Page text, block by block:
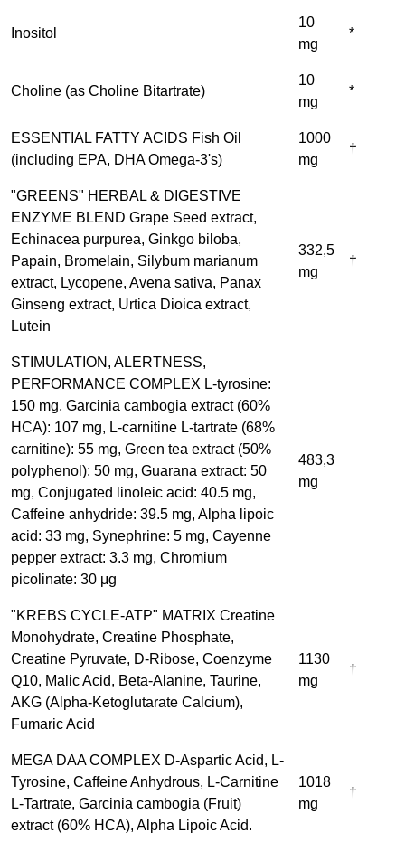
Inositol
10
mg
*
Choline (as Choline Bitartrate)
10
mg
*
ESSENTIAL FATTY ACIDS Fish Oil
(including EPA, DHA Omega-3's)
1000
mg
†
"GREENS" HERBAL & DIGESTIVE
ENZYME BLEND Grape Seed extract,
Echinacea purpurea, Ginkgo biloba,
Papain, Bromelain, Silybum marianum
extract, Lycopene, Avena sativa, Panax
Ginseng extract, Urtica Dioica extract,
Lutein
332,5
mg
†
STIMULATION, ALERTNESS,
PERFORMANCE COMPLEX L-tyrosine:
150 mg, Garcinia cambogia extract (60%
HCA): 107 mg, L-carnitine L-tartrate (68%
carnitine): 55 mg, Green tea extract (50%
polyphenol): 50 mg, Guarana extract: 50
mg, Conjugated linoleic acid: 40.5 mg,
Caffeine anhydride: 39.5 mg, Alpha lipoic
acid: 33 mg, Synephrine: 5 mg, Cayenne
pepper extract: 3.3 mg, Chromium
picolinate: 30 μg
483,3
mg
"KREBS CYCLE-ATP" MATRIX Creatine
Monohydrate, Creatine Phosphate,
Creatine Pyruvate, D-Ribose, Coenzyme
Q10, Malic Acid, Beta-Alanine, Taurine,
AKG (Alpha-Ketoglutarate Calcium),
Fumaric Acid
1130
mg
†
MEGA DAA COMPLEX D-Aspartic Acid, L-
Tyrosine, Caffeine Anhydrous, L-Carnitine
L-Tartrate, Garcinia cambogia (Fruit)
extract (60% HCA), Alpha Lipoic Acid.
1018
mg
†